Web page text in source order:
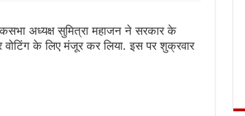
अध्यक्ष सुमित्रा महाजन ने सरकार के
वोटिंग के लिए मंजूर कर लिया. इस पर शुक्रवार